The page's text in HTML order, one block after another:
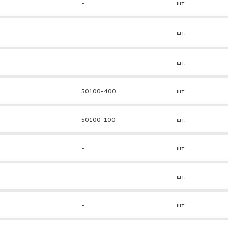
- шт.
- шт.
- шт.
50100-400 шт.
50100-100 шт.
- шт.
- шт.
- шт.